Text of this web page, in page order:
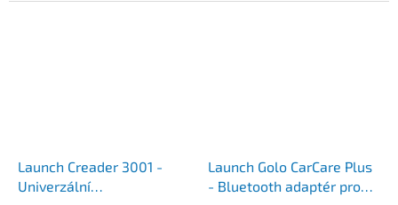
Launch Creader 3001 -
Univerzální
Launch Golo CarCare Plus
- Bluetooth adaptér pro